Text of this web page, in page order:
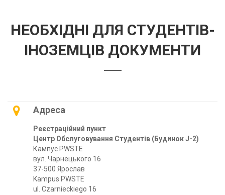
НЕОБХІДНІ ДЛЯ СТУДЕНТІВ-
ІНОЗЕМЦІВ ДОКУМЕНТИ
Адреса
Реєстраційний пункт
Центр Обслуговування Студентів (Будинок J-2)
Кампус PWSTE
вул. Чарнецького 16
37-500 Ярослав
Kampus PWSTE
ul. Czarnieckiego 16